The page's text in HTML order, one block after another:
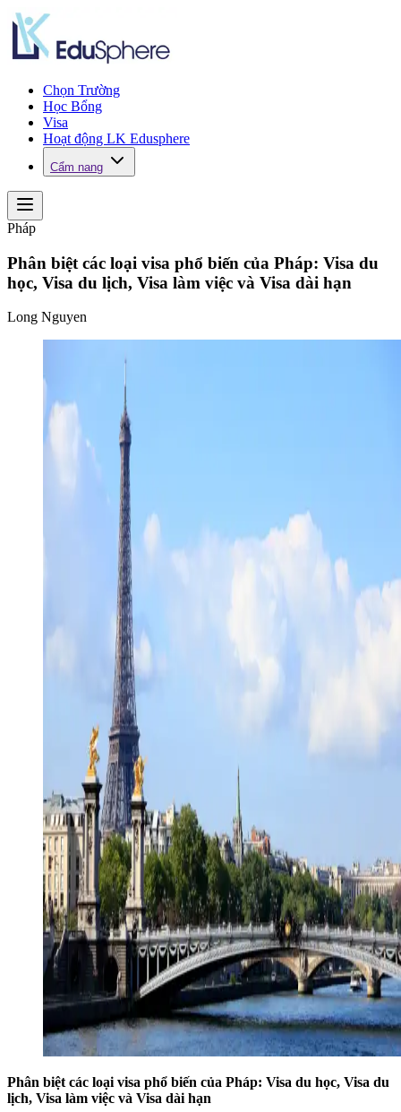
Chọn Trường
Học Bổng
Visa
Hoạt động LK Edusphere
Cẩm nang
Pháp
Phân biệt các loại visa phổ biến của Pháp: Visa du
học, Visa du lịch, Visa làm việc và Visa dài hạn
Long Nguyen
Phân biệt các loại visa phổ biến của Pháp: Visa du học, Visa du
lịch, Visa làm việc và Visa dài hạn